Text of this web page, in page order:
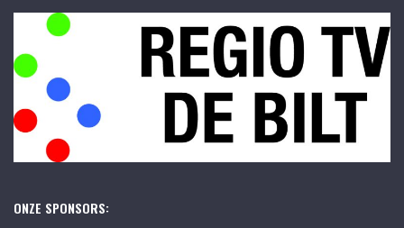
ONZE SPONSORS: